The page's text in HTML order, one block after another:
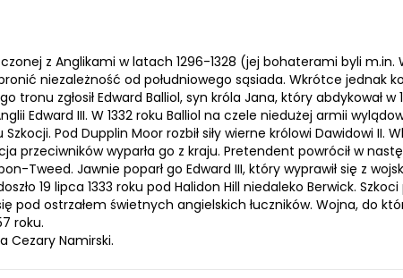
z Anglikami w latach 1296-1328 (jej bohaterami byli m.in.
niezależność od południowego sąsiada. Wkrótce jednak
tronu zgłosił Edward Balliol, syn króla Jana, który abdykował w
Edward III. W 1332 roku Balliol na czele niedużej armii
Pod Dupplin Moor rozbił siły wierne królowi Dawidowi II.
przeciwników wyparła go z kraju. Pretendent powrócił w
Tweed. Jawnie poparł go Edward III, który wyprawił się z
19 lipca 1333 roku pod Halidon Hill niedaleko Berwick. Szkoci
pod ostrzałem świetnych angielskich łuczników. Wojna, do
roku.
Cezary Namirski.